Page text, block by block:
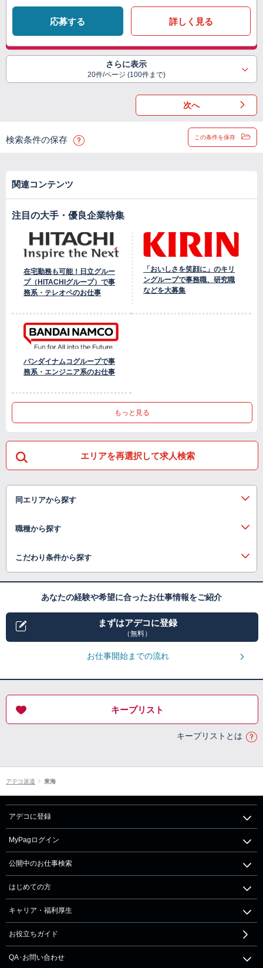
応募する 詳しく見る
さらに表示
20件/ページ (100件まで)
次へ
検索条件の保存 この条件を保存
関連コンテンツ
注目の大手・優良企業特集
在宅勤務も可能！日立グルー
プ（HITACHIグループ）で事
務系・テレオペのお仕事
「おいしさを笑顔に」のキリ
ングループで事務職、研究職
などを大募集
バンダイナムコグループで事
務系・エンジニア系のお仕事
もっと見る
エリアを再選択して求人検索
同エリアから探す
職種から探す
こだわり条件から探す
あなたの経験や希望に合ったお仕事情報をご紹介
まずはアデコに登録
（無料）
お仕事開始までの流れ
キープリスト
キープリストとは
アデコ派遣 東海
アデコに登録
MyPagログイン
公開中のお仕事検索
はじめての方
キャリア・福利厚生
お役立ちガイド
QA･お問い合わせ